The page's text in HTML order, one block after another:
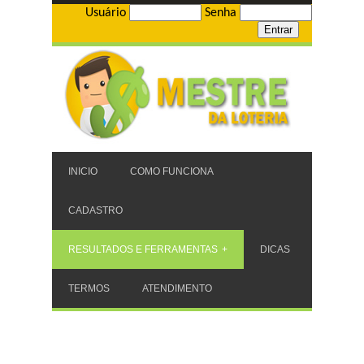
Usuário Senha
INICIO COMO FUNCIONA
CADASTRO
RESULTADOS E FERRAMENTAS DICAS
TERMOS ATENDIMENTO